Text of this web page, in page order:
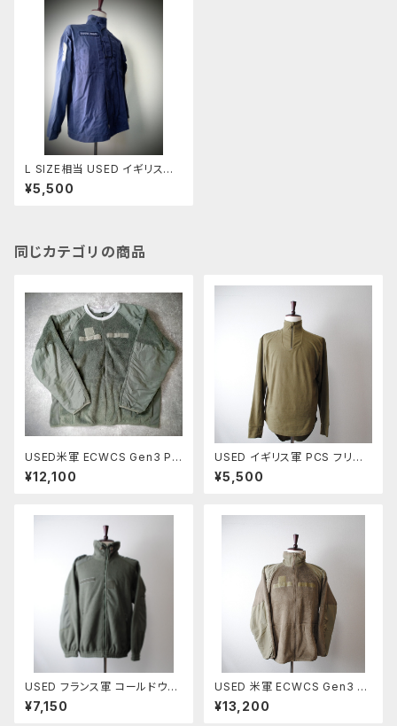
L SIZE相当 USED イギリス軍
ROYAL NAVY コンバットジャケ
ット(8)
¥5,500
同じカテゴリの商品
USED米軍 ECWCS Gen3 PO
LARTEC リメイク クルーネック
フリースシャツ
¥12,100
USED イギリス軍 PCS フリー
ス サーマルシャツ
¥5,500
USED フランス軍 コールドウェ
ザー フリースジャケット
¥7,150
USED 米軍 ECWCS Gen3 P
OLARTEC フリースジャケット
COYOTE
¥13,200